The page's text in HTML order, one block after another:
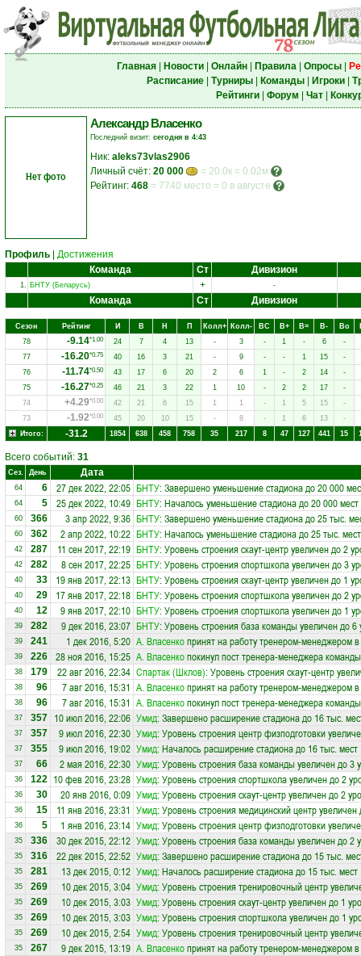
Главная| Новости| Онлайн| Правила| Опросы|
Расписание| Турниры| Команды| Игроки|
Рейтинги| Форум Чат|
Нет фото
Александр Власенко
Последний визит: сегодня в 4:43
Ник: aleks73vlas2906
Личный счёт: 20 000
= 20.0к = 0.02м
Рейтинг: 468 = 7740 место = 0 в августе
Профиль
Достижения
Команда
Ст Дивизион
1. БНТУ (Беларусь) + -
Команда Ст Дивизион
Сезон Рейтинг И В Н П Колл+ Колл- ВC В+ В= В- Вo
78
-9.14*1.00 24 7 4 13 - 3 - 1 - 6
-
77
-16.20*0.75 40 16 3 21 - 9 - - 1 15
-
76
-11.74*0.50 43 17 6 20 2 6 1 - 2 14
-
75
-16.27*0.25 46 21 3 22 1 10 - 2 2 17
-
74
+4.29*0.00 42 21 6 15 1 1 - 1 5 15
-
73
-1.92*0.00 45 20 10 15 - 8 - 1 6 13
-
Итого:
-31.2 1854 638 458 758 35 217 8 47 127 441 15
Всего событий: 31
Сез. День Дата
64 6 27 дек 2022, 22:05 БНТУ: Завершено уменьшение стадиона до 20 000
64 5 25 дек 2022, 10:49 БНТУ: Началось уменьшение стадиона до 20 000 мест
60 366 3 апр 2022, 9:36 БНТУ: Завершено уменьшение стадиона до 25 тыс.
60 362 2 апр 2022, 10:22 БНТУ: Началось уменьшение стадиона до 25 тыс. мест
42 287 11 сен 2017, 22:19 БНТУ: Уровень строения скаут-центр увеличен до 2
42 282 8 сен 2017, 22:25 БНТУ: Уровень строения спортшкола увеличен до 3
40 33 19 янв 2017, 22:13 БНТУ: Уровень строения скаут-центр увеличен до 1
40 29 17 янв 2017, 22:18 БНТУ: Уровень строения спортшкола увеличен до 2
40 12 9 янв 2017, 22:10 БНТУ: Уровень строения спортшкола увеличен до 1
39 282 9 дек 2016, 23:07 БНТУ: Уровень строения база команды увеличен до 6
39 241 1 дек 2016, 5:20 А. Власенкопринят на работу тренером-менеджером
39 226 28 ноя 2016, 15:25 А. Власенкопокинул пост тренера-менеджера
38 179 22 авг 2016, 22:34 Спартак (Шклов): Уровень строения скаут-центр
38 96 7 авг 2016, 15:31 А. Власенкопринят на работу тренером-менеджером
38 96 7 авг 2016, 15:31 А. Власенкопокинул пост тренера-менеджера
37 357 10 июл 2016, 22:06 Умид: Завершено расширение стадиона до 16 тыс.
37 357 9 июл 2016, 22:30 Умид: Уровень строения центр физподготовки
37 355 9 июл 2016, 19:02 Умид: Началось расширение стадиона до 16 тыс. мест
37 66 2 мая 2016, 22:30 Умид: Уровень строения база команды увеличен до 3
36 122 10 фев 2016, 23:28 Умид: Уровень строения спортшкола увеличен до 2
36 30 20 янв 2016, 0:09 Умид: Уровень строения скаут-центр увеличен до 2
36 15 11 янв 2016, 23:31 Умид: Уровень строения медицинский центр увеличен
36 5 1 янв 2016, 23:14 Умид: Уровень строения центр физподготовки
35 336 30 дек 2015, 22:12 Умид: Уровень строения база команды увеличен до 2
35 316 22 дек 2015, 22:52 Умид: Завершено расширение стадиона до 15 тыс.
35 281 13 дек 2015, 0:12 Умид: Началось расширение стадиона до 15 тыс. мест
35 269 10 дек 2015, 3:04 Умид: Уровень строения тренировочный центр
35 269 10 дек 2015, 3:03 Умид: Уровень строения скаут-центр увеличен до 1
35 269 10 дек 2015, 3:03 Умид: Уровень строения спортшкола увеличен до 1
35 269 10 дек 2015, 2:54 Умид: Уровень строения тренировочный центр
35 267 9 дек 2015, 13:19 А. Власенкопринят на работу тренером-менеджером